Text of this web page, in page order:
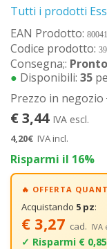
Tutti i prodotti
EAN Prodotto:
Codice prodotto:
Consegna;:
● Disponibili: 35
Prezzo in negozio
€ 3,44 IVA escl.
4,20€ IVA incl.
Risparmi il 16%
🔥 OFFERTA
Acquistando 5 pz:
€ 3,27 cad. IVA
✓ Risparmi € 0,85